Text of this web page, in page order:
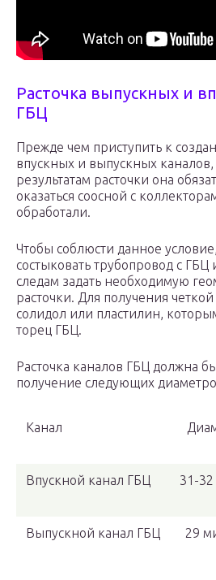
Расточка выпускных и
ГБЦ
Прежде чем приступить к
впускных и выпускных каналов,
результатам расточки она
оказаться соосной с
обработали.
Чтобы соблюсти данное
состыковать трубопровод с
следам задать необходимую
расточки. Для получения
солидол или пластилин,
торец ГБЦ.
Расточка каналов ГБЦ должна
получение следующих
Канал
Впускной канал ГБЦ 31-
Выпускной канал ГБЦ 29